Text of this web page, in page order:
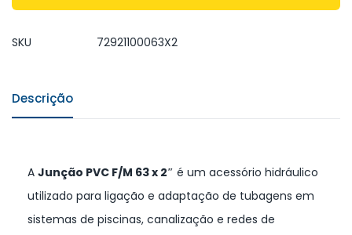
SKU 72921100063X2
Descrição
A Junção PVC F/M 63 x 2″ é um acessório hidráulico
utilizado para ligação e adaptação de tubagens em
sistemas de piscinas, canalização e redes de